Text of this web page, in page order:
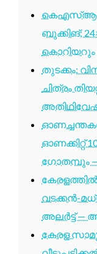
ബുക്കിങ്;
കൊറിയറും
തുടക്കം:
ചിത്രം
ഓണക്കിറ്റ്
ഗോതമ്പും —
വടക്കൻ-
അലർട്ട് —
കേരള